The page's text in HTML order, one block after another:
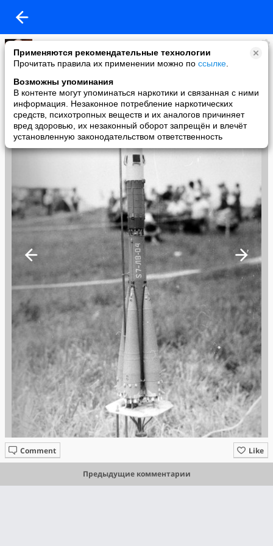
Применяются рекомендательные технологии
Прочитать правила их применении можно по ссылке
Возможны упоминания
В контенте могут упоминаться наркотики и связанная с ними
информация. Незаконное потребление наркотических
средств, психотропных веществ и их аналогов причиняет
вред здоровью, их незаконный оборот запрещён и влечёт
установленную законодательством ответственность
Владимир
added a photo
13 Jul в 13:39
Like
Comment
Предыдущие комментарии